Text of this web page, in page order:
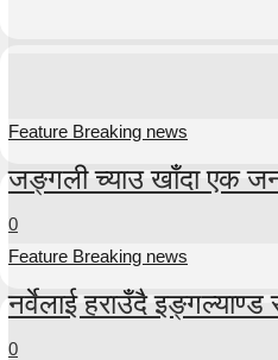
Feature Breaking news
जङ्गली च्याउ खाँदा एक
0
Feature Breaking news
नर्वेलाई हराउँदै
0